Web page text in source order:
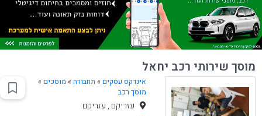
מוסך שירותי רכב יחאל
אינדקס עסקים » תחבורה» מוסכים»
מוסך רכב
עזריקם , עזריקם